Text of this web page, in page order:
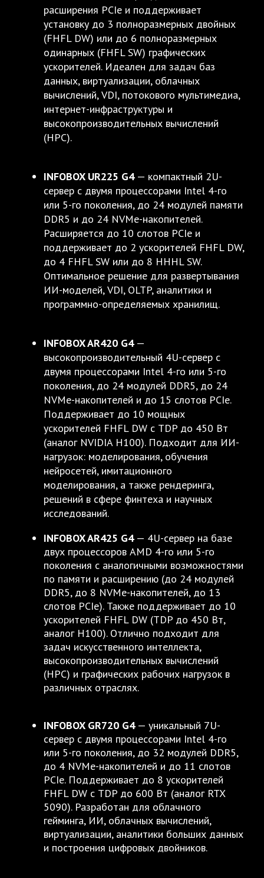
расширения PCIe и поддерживает
установку до 3 полноразмерных двойных
(FHFL DW) или до 6 полноразмерных
одинарных (FHFL SW) графических
ускорителей. Идеален для задач баз
данных, виртуализации, облачных
вычислений, VDI, потокового мультимедиа,
интернет-инфраструктуры и
высокопроизводительных вычислений
(HPC).
INFOBOX UR225 G4— компактный 2U-
сервер с двумя процессорами Intel 4-го
или 5-го поколения, до 24 модулей памяти
DDR5 и до 24 NVMe-накопителей.
Расширяется до 10 слотов PCIe и
поддерживает до 2 ускорителей FHFL DW,
до 4 FHFL SW или до 8 HHHL SW.
Оптимальное решение для развертывания
ИИ-моделей, VDI, OLTP, аналитики и
программно-определяемых хранилищ.
INFOBOX AR420 G4—
высокопроизводительный 4U-сервер с
двумя процессорами Intel 4-го или 5-го
поколения, до 24 модулей DDR5, до 24
NVMe-накопителей и до 15 слотов PCIe.
Поддерживает до 10 мощных
ускорителей FHFL DW с TDP до 450 Вт
(аналог NVIDIA H100). Подходит для ИИ-
нагрузок: моделирования, обучения
нейросетей, имитационного
моделирования, а также рендеринга,
решений в сфере финтеха и научных
исследований.
INFOBOX AR425 G4— 4U-сервер на базе
двух процессоров AMD 4-го или 5-го
поколения с аналогичными возможностями
по памяти и расширению (до 24 модулей
DDR5, до 8 NVMe-накопителей, до 13
слотов PCIe). Также поддерживает до 10
ускорителей FHFL DW (TDP до 450 Вт,
аналог H100). Отлично подходит для
задач искусственного интеллекта,
высокопроизводительных вычислений
(HPC) и графических рабочих нагрузок в
различных отраслях.
INFOBOX GR720 G4— уникальный 7U-
сервер с двумя процессорами Intel 4-го
или 5-го поколения, до 32 модулей DDR5,
до 4 NVMe-накопителей и до 11 слотов
PCIe. Поддерживает до 8 ускорителей
FHFL DW с TDP до 600 Вт (аналог RTX
5090). Разработан для облачного
гейминга, ИИ, облачных вычислений,
виртуализации, аналитики больших данных
и построения цифровых двойников.